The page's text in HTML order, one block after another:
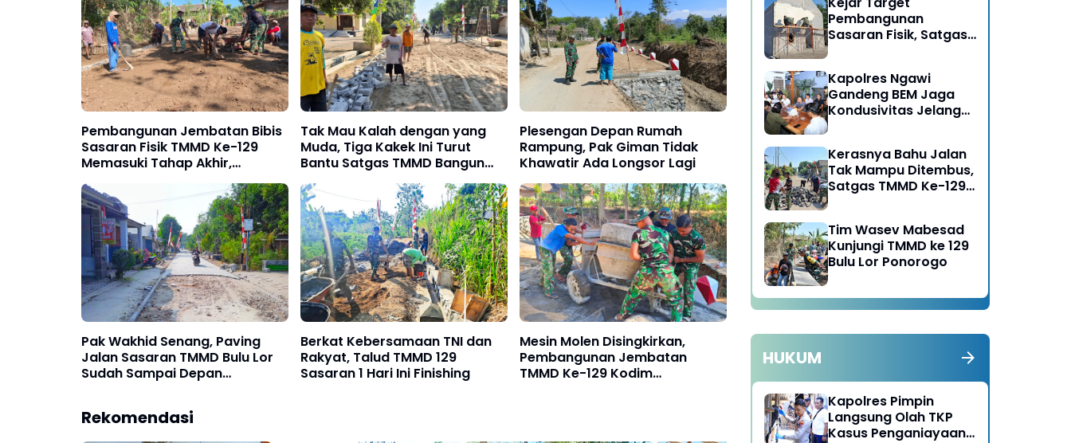
Pembangunan Jembatan Bibis
Sasaran Fisik TMMD Ke-129
Memasuki Tahap Akhir,
Pekerjaan Fokus Pada Sektor
Pendukung Jembatan
Tak Mau Kalah dengan yang
Muda, Tiga Kakek Ini Turut
Bantu Satgas TMMD Bangun
Jalan
Plesengan Depan Rumah
Rampung, Pak Giman Tidak
Khawatir Ada Longsor Lagi
Pak Wakhid Senang, Paving
Jalan Sasaran TMMD Bulu Lor
Sudah Sampai Depan
Berkat Kebersamaan TNI dan
Rakyat, Talud TMMD 129
Sasaran 1 Hari Ini Finishing
Mesin Molen Disingkirkan,
Pembangunan Jembatan
TMMD Ke-129 Kodim
Rekomendasi
Pembangunan
Sasaran Fisik, Satgas
RTLH Milik Puguh
Kapolres Ngawi
Gandeng BEM Jaga
Kondusivitas Jelang
Kerasnya Bahu Jalan
Tak Mampu Ditembus,
Satgas TMMD Ke-129
Tim Wasev Mabesad
Kunjungi TMMD ke 129
Bulu Lor Ponorogo
HUKUM
Kapolres Pimpin
Langsung Olah TKP
Kasus Penganiayaan